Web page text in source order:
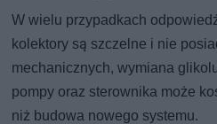
W wielu przypadkach
kolektory są szczelne i nie
mechanicznych, wymiana
pompy oraz sterownika może
niż budowa nowego systemu.